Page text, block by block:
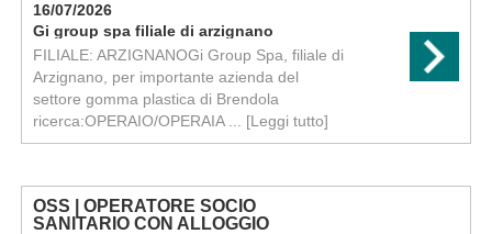
16/07/2026
Gi group spa filiale di arzignano
FILIALE: ARZIGNANOGi Group Spa, filiale di
Arzignano, per importante azienda del
settore gomma plastica di Brendola
ricerca:OPERAIO/OPERAIA ... [Leggi tutto]
OSS | OPERATORE SOCIO
SANITARIO CON ALLOGGIO